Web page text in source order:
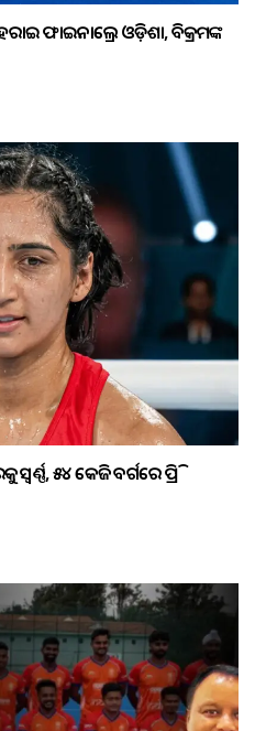
ଫାଇନାଲ୍ରେ ଓଡ଼ିଶା, ବିକ୍ରମଙ୍କ
୫୪ କେଜି ବର୍ଗରେ ପ୍ରିତି